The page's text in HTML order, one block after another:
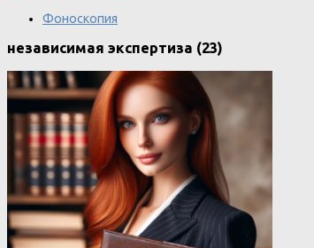
Фоноскопия
независимая экспертиза (23)